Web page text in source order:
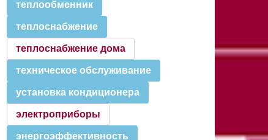
теплообменник
теплоснабжение
теплоснабжение дома
техническое обслуживание
установка кондиционера
электроприборы
энергоэффективность